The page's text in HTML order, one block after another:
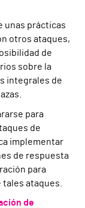
unas prácticas
otros ataques,
de
sobre la
integrales de
para
de
implementar
de respuesta
para
ataques.
de